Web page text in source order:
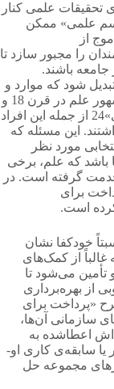
تحقیقات علمی كنار
علم»21 یا «اونجِلیسم علمی» ممكن
از
را مجبور سازد تا
باشند.
مذهبی تبدیل شود كه موارد و
سابقه‌هایی از آن را می‌توان در شخصیت‌های مشهور علم در قرن 18 و
19 یافت. «جوزف پرایستلی»23 و «مایكل فارادی»24 از جمله این افراد
این مسئله كه
مورد نظر
باشد كه علم، برخی
گرفته است. در
برای
خودكفا نشان
از کمک‌های
تأمین می‌شود تا
از بهره‌برداری
«پرداخت برای
سازمانی آن‌ها،
اعطا‌شده به
سابقه‌ی كاری او-
مجموعه حل